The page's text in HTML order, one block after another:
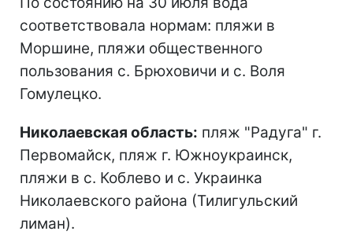
соответствовала нормам: пляжи в
Моршине, пляжи общественного
пользования с. Брюховичи и с. Воля
Гомулецко.
Николаевская область: пляж "Радуга" г.
Первомайск, пляж г. Южноукраинск,
пляжи в с. Коблево и с. Украинка
Николаевского района (Тилигульский
лиман).